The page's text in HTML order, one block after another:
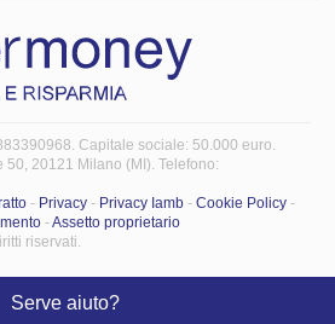
Capitale sociale: 50.000 euro.
20121 Milano (MI). Telefono:
- Privacy - Privacy Iamb - Cookie Policy -
-Assetto proprietario
riservati.
Serve aiuto?